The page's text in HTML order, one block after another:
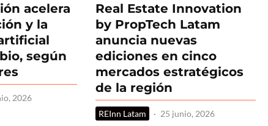
acelera
y la
según
2026
Real Estate Innovation
by PropTech Latam
anuncia nuevas
ediciones en cinco
mercados estratégicos
de la región
REInn Latam · 25 junio, 2026